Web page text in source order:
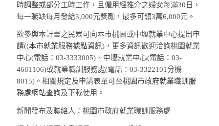
時調整或部分工時工作，且僱用經推介之婦女每滿30日，
每一職缺每月發給3,000元獎勵，最多可領3萬6,000元。
欲參與本計畫之民眾可向本市桃園或中壢就業中心提出申
請((本市就業服務據點資訊)，更多資訊歡迎洽詢桃園就業
中心(電話：03-3333005)、中壢就業中心(電話：03-
4681106)或就業職訓服務處(電話：03-3322101分機
8015)。相關規定及申請表單可至桃園市政府就業職訓服
務處網站查詢及下載使用。
新聞發布及聯絡人：桃園市政府就業職訓服務處